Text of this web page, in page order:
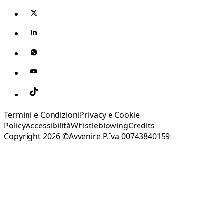
Termini e CondizioniPrivacy e Cookie
PolicyAccessibilitàWhistleblowingCredits
Copyright 2026 ©Avvenire P.Iva 00743840159